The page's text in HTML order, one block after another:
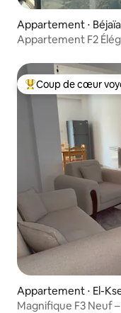
Appartement ⋅ Béjaïa
Appartement F2
Coups de cœur
Coup de cœur
Appartement ⋅ El-
Magnifique F3 Neuf